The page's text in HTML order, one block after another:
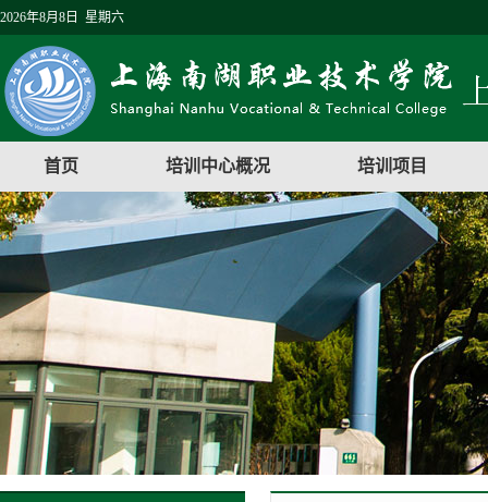
2026年8月8日 星期六
首页 培训中心概况 培训项目